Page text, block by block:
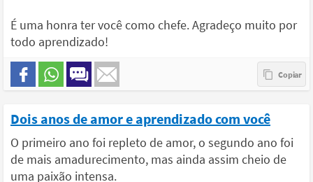
É uma honra ter você como chefe. Agradeço muito por
todo aprendizado!
Dois anos de amor e aprendizado com você
O primeiro ano foi repleto de amor, o segundo ano foi
de mais amadurecimento, mas ainda assim cheio de
uma paixão intensa.